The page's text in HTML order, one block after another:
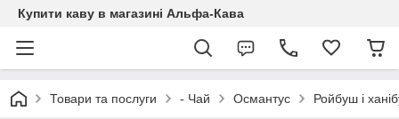
Купити каву в магазині Альфа-Кава
Товари та послуги - Чай Османтус Ройбуш і